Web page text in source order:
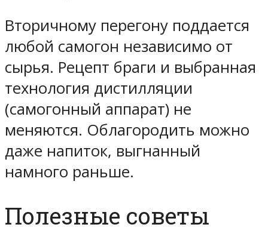
Вторичному перегону поддается
любой самогон независимо от
сырья. Рецепт браги и выбранная
технология дистилляции
(самогонный аппарат) не
меняются. Облагородить можно
даже напиток, выгнанный
намного раньше.
Полезные советы